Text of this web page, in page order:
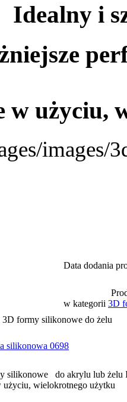
Idealny i
w użyciu,
Data dodania
w kategorii 3D
3D formy silikonowe do żelu
silikonowa 0698
silikonowe do akrylu lub żelu
użyciu, wielokrotnego użytku